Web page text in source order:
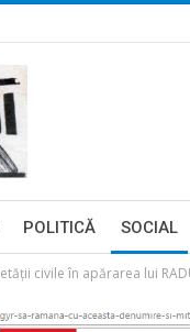
POLITICĂ SOCIAL
civile în apărarea lui